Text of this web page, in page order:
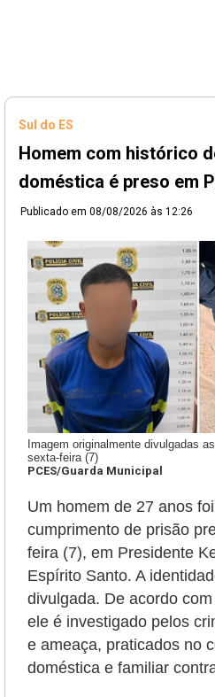
Sul do ES
Homem com histórico
doméstica é preso em
Publicado em 08/08/2026 às 12:26
Imagem originalmente divulgadas
sexta-feira (7)
PCES/Guarda Municipal
Um homem de 27 anos
cumprimento de prisão
feira (7), em Presidente
Espírito Santo. A
divulgada. De acordo
ele é investigado pelos
e ameaça, praticados no
doméstica e familiar